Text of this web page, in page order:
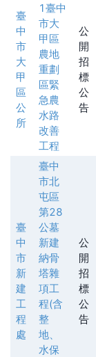
臺
中
市
大
甲
區
公
所
1臺中
市大
甲區
農地
重劃
區緊
急農
水路
改善
工程
公
開
招
標
公
告
臺
中
市
新
建
工
程
處
臺中
市北
屯區
第28
公墓
新建
納骨
塔雜
項工
程(含
整
地、
水保
公
開
招
標
公
告